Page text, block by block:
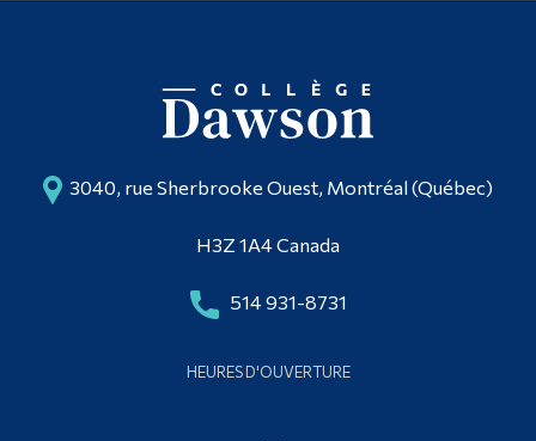
3040, rue Sherbrooke Ouest, Montréal (Québec)
H3Z 1A4 Canada
514 931-8731
HEURES D'OUVERTURE